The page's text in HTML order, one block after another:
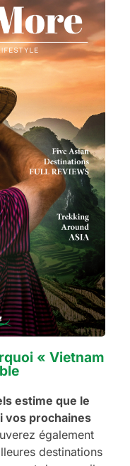
forfaits
en Thaïlande
conçus pour les
parcours primés,
le volet et profitez
par les meilleurs
golfiques.
à Hua Hin,
ou une
forfait est
golf de classe
et un excellent
nos forfaits en
prochaines
« Vietnam
estime que le
vos prochaines
également
destinations